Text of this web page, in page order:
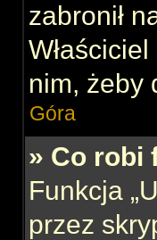
zabronił
nim, żeby
Góra
» Co robi
Funkcja
przez